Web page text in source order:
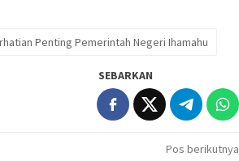
Penting Pemerintah Negeri Ihamahu
SEBARKAN
Pos berikutnya